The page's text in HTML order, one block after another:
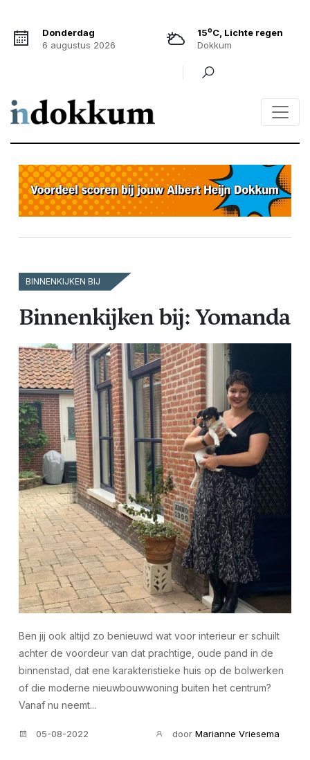
Donderdag
6 augustus 2026
15oC, Lichte regen
Dokkum
BINNENKIJKEN BIJ
Binnenkijken bij: Yomanda
Ben jij ook altijd zo benieuwd wat voor interieur er schuilt
achter de voordeur van dat prachtige, oude pand in de
binnenstad, dat ene karakteristieke huis op de bolwerken
of die moderne nieuwbouwwoning buiten het centrum?
Vanaf nu neemt...
05-08-2022 door Marianne Vriesema